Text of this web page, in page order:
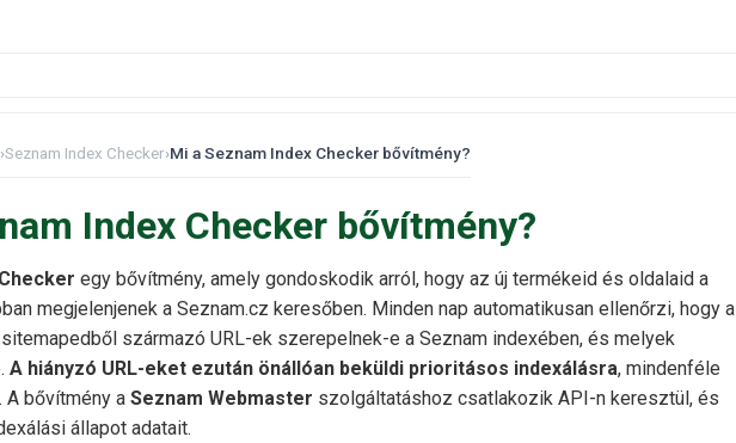
›Seznam Index Checker›Mi a Seznam Index Checker bővítmény?
Index Checker bővítmény?
egy bővítmény, amely gondoskodik arról, hogy az új termékeid és oldalaid a
megjelenjenek a Seznam.cz keresőben. Minden nap automatikusan ellenőrzi, hogy a
származó URL-ek szerepelnek-e a Seznam indexében, és melyek
A hiányzó URL-eket ezután önállóan beküldi prioritásos indexálásra, mindenféle
A bővítmény a Seznam Webmaster szolgáltatáshoz csatlakozik API-n keresztül, és
állapot adatait.